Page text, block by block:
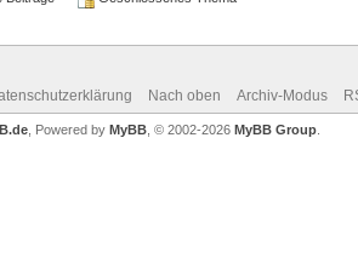
Nach oben Archiv-Modus
, Powered by MyBB , © 2002-2026 MyBB Group